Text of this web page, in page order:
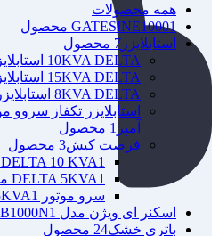
همه محصولات
GATESINE10001 محصول
استابلایزر 7 محصول
10KVA DELTA استابلایزر
15KVA DELTA استابلایزر
8KVA DELTA استابلایزر
آمپر 1 محصول
فرصت کیش3 محصول
DELTA 10 KVA1 محصول
DELTA 5KVA1 محصول
سرو موتور 15KVA
1 محصول
اسکنر ای ویژن مدل FB1000N 1 محصول
باتری خشک24 محصول